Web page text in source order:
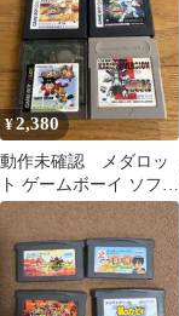
¥2,380
動作未確認 メダロッ
ト ゲームボーイ ソフト
4本セット